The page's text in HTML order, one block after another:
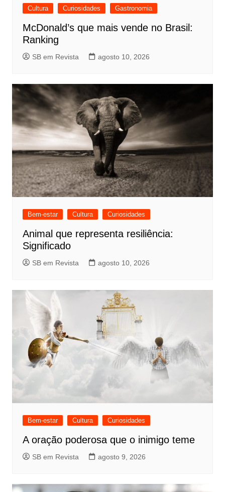
Cultura Curiosidades Gastronomia
McDonald’s que mais vende no Brasil:
Ranking
SB em Revista agosto 10, 2026
Bem-estar Cultura Curiosidades
Animal que representa resiliência:
Significado
SB em Revista agosto 10, 2026
Bem-estar Cultura Curiosidades
A oração poderosa que o inimigo teme
SB em Revista agosto 9, 2026